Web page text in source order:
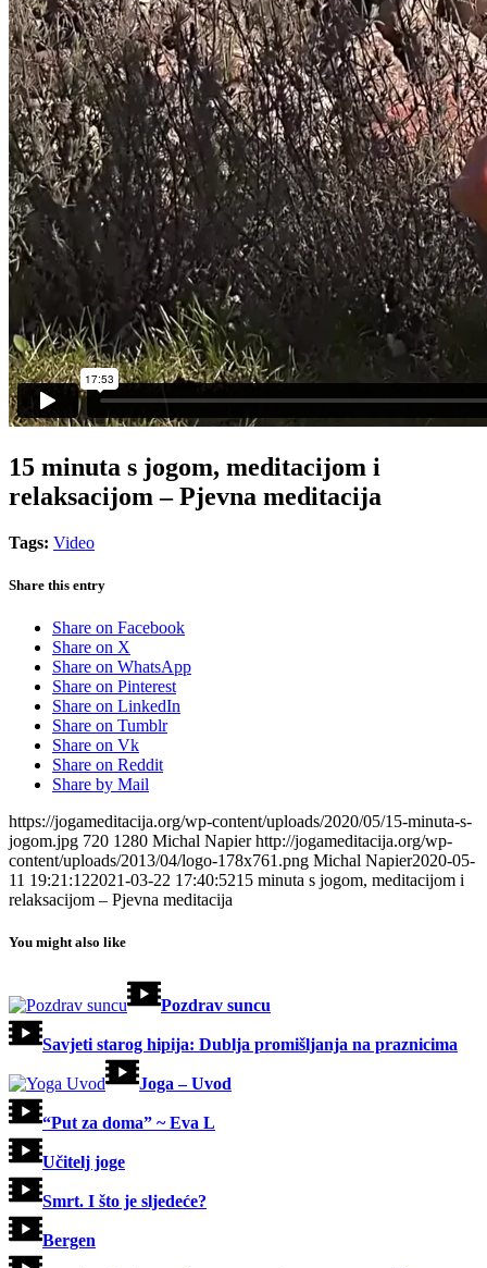
15 minuta s jogom, meditacijom i
relaksacijom – Pjevna meditacija
Tags: Video
Share this entry
Share on Facebook
Share on X
Share on WhatsApp
Share on Pinterest
Share on LinkedIn
Share on Tumblr
Share on Vk
Share on Reddit
Share by Mail
https://jogameditacija.org/wp-content/uploads/2020/05/15-minuta-s-
jogom.jpg 720 1280 Michal Napier http://jogameditacija.org/wp-
content/uploads/2013/04/logo-178x761.png Michal Napier2020-05-
11 19:21:122021-03-22 17:40:5215 minuta s jogom, meditacijom i
relaksacijom – Pjevna meditacija
You might also like
Pozdrav suncu
Savjeti starog hipija: Dublja promišljanja na praznicima
Joga – Uvod
“Put za doma” ~ Eva L
Učitelj joge
Smrt. I što je sljedeće?
Bergen